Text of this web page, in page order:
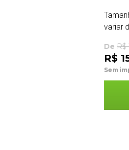
variar
De R$
R$
Sem